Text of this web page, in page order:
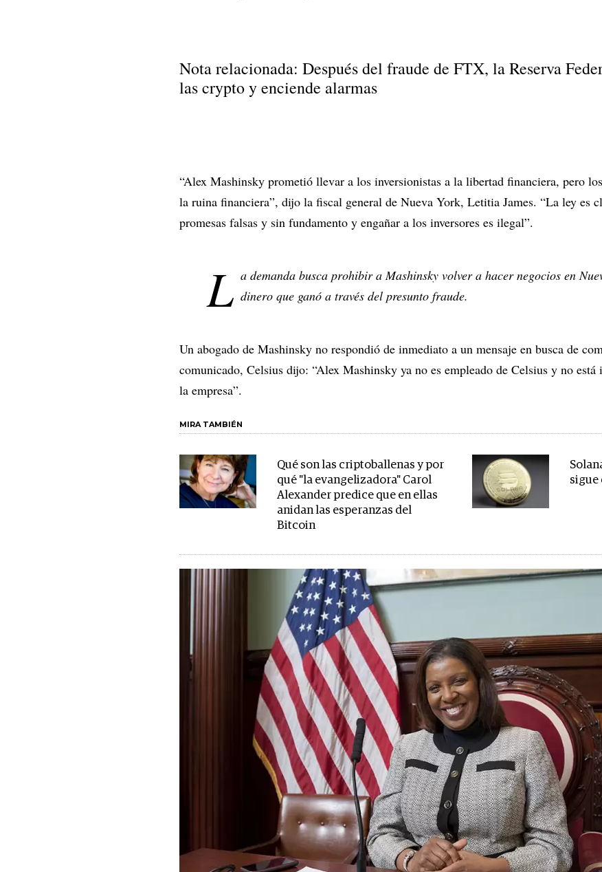
Nota relacionada: Después del fraude de FTX, la Reserva
las crypto y enciende alarmas
“Alex Mashinsky prometió llevar a los inversionistas a la libertad financiera, pero
la ruina financiera”, dijo la fiscal general de Nueva York, Letitia James. “La ley es
promesas falsas y sin fundamento y engañar a los inversores es ilegal”.
L a demanda busca prohibir a Mashinsky volver a hacer negocios en
dinero que ganó a través del presunto fraude.
Un abogado de Mashinsky no respondió de inmediato a un mensaje en busca de
comunicado, Celsius dijo: “Alex Mashinsky ya no es empleado de Celsius y no
la empresa”.
MIRA TAMBIÉN
Qué son las criptoballenas y por
qué "la evangelizadora" Carol
Alexander predice que en ellas
anidan las esperanzas del
Bitcoin
sigue